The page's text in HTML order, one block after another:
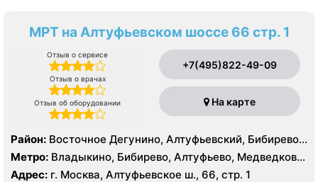
МРТ на Алтуфьевском шоссе 66 стр. 1
Отзыв о сервисе
Отзыв о врачах
Отзыв об оборудовании
+7(495)822-49-09
На карте
Район: Восточное Дегунино, Алтуфьевский, Бибирево,
Лианозово, Лосиноостровский, Отрадное, Свиблово,
Северное Медведково, Южное Медведково,
Ярославский
Метро: Владыкино, Бибирево, Алтуфьево, Медведково,
Окружная, Отрадное, Верхние Лихоборы,
Адрес: г. Москва, Алтуфьевское ш., 66, стр. 1